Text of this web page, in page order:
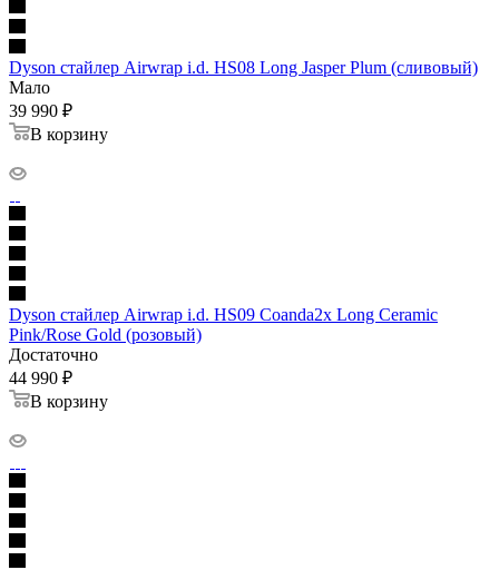
Dyson стайлер Airwrap i.d. HS08 Long Jasper Plum (сливовый)
Мало
39 990 ₽
В корзину
Dyson стайлер Airwrap i.d. HS09 Coanda2x Long Ceramic
Pink/Rose Gold (розовый)
Достаточно
44 990 ₽
В корзину